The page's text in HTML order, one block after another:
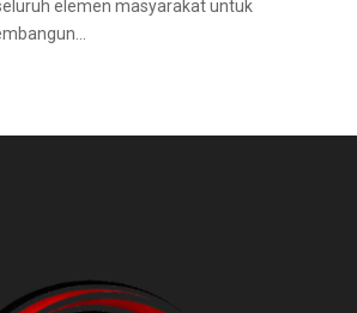
elemen masyarakat untuk